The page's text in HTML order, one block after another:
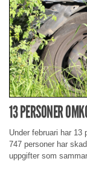
13 PERSONER
Under februari har
747 personer har
uppgifter som